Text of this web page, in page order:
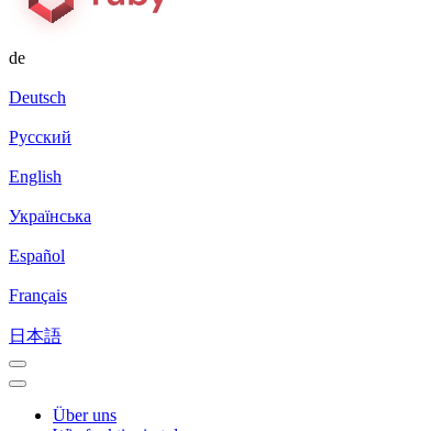
de
Deutsch
Русский
English
Українська
Español
Français
日本語
Über uns